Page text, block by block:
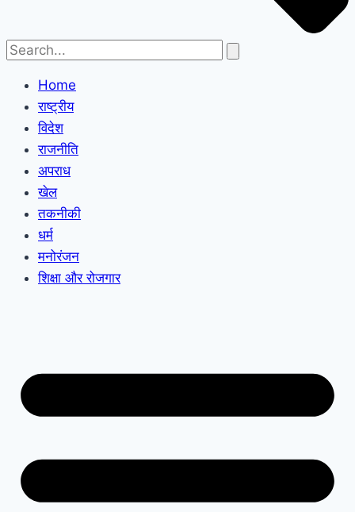
Home
राष्ट्रीय
विदेश
राजनीति
अपराध
खेल
तकनीकी
धर्म
मनोरंजन
शिक्षा और रोजगार